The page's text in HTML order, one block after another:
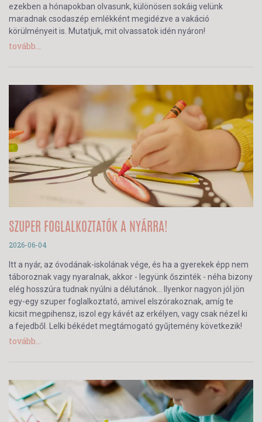
ezekben a hónapokban olvasunk, különösen sokáig velünk
maradnak csodaszép emlékként megidézve a vakáció
körülményeit is. Mutatjuk, mit olvassatok idén nyáron!
tovább...
SZUPER FOGLALKOZTATÓK A NYÁRRA!
2026-06-04
Itt a nyár, az óvodának-iskolának vége, és ha a gyerekek épp nem
táboroznak vagy nyaralnak, akkor - legyünk őszinték - néha bizony
elég hosszúra tudnak nyúlni a délutánok… Ilyenkor nagyon jól jön
egy-egy szuper foglalkoztató, amivel elszórakoznak, amíg te
kicsit megpihensz, iszol egy kávét az erkélyen, vagy csak nézel ki
a fejedből. Lelki békédet megtámogató gyűjtemény következik!
tovább...